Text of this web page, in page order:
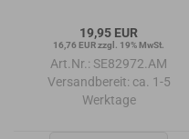
19,95 EUR
16,76 EUR zzgl. 19% MwSt.
Art.Nr.: SE82972.AM
Versandbereit: ca. 1-5
Werktage